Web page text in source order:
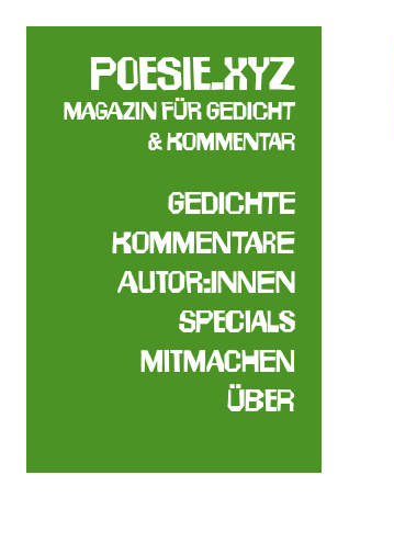
poesie.xyz
Magazin für Gedicht
& Kommentar
Gedichte
Kommentare
Autor:innen
Specials
Mitmachen
Über